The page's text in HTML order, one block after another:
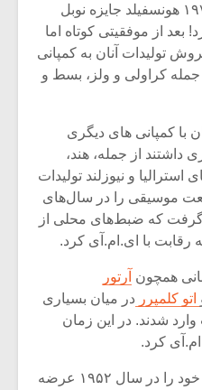
را به دست آورد و در سال ۱۹۷۹ هونسفیلد جایزه نوبل
از موفقیتی کوتاه اما
تولیدات آنان به کمپانی
کراولی و ولز، بسط و
با کمپانی های دیگری
داشتند از جمله، هند،
استرالیا و نیوزلند تولیدات
موسیقی را در سال‌های
خود گرفت که ضبط‌های محلی از
با ای.ام.آی کرد.
آرتور
اتو کلمپرر در میان بسیاری
شدند. در این زمان
کرد.
ای.ام.آی اولین ضبط‌های LP خود را در سال ۱۹۵۲ عرضه
دوره
موسیقی
موسیقی
برگزار